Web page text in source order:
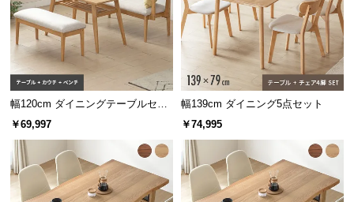
ら
せ
ロ
グ
幅120cm ダイニングテーブルセッ
ト ソファダイニング 3点セット B
￥69,997
幅139cm ダイニング5点セット
￥74,995